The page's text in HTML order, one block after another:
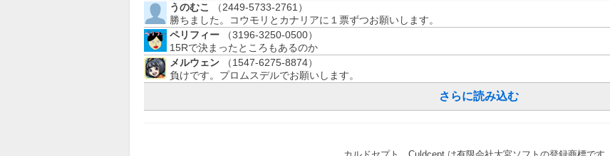
うのむこ
（2449-5733-2761）
勝ちました。コウモリとカナリアに１票ずつお願いします。
ペリフィー
（3196-3250-0500）
15Rで決まったところもあるのか
メルウェン
（1547-6275-8874）
負けです。プロムスデルでお願いします。
さらに読み込む